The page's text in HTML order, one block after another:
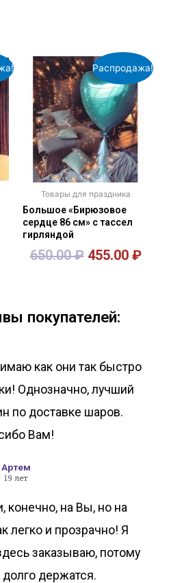
Распродажа!
Товары для праздника
Большое «Бирюзовое
сердце 86 см» с тассел
гирляндой
650.00₽ 455.00 ₽
покупателей:
как они так быстро
Однозначно, лучший
по доставке шаров.
Вам!
Артем
19 лет
конечно, на Вы, но на
легко и прозрачно! Я
заказываю, потому
держатся.